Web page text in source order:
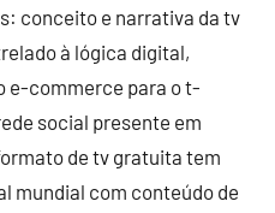
conceito e narrativa da tv
à lógica digital,
e-commerce para o t-
social presente em
de tv gratuita tem
mundial com conteúdo de